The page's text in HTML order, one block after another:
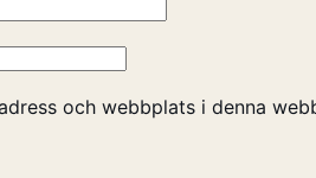
och webbplats i denna